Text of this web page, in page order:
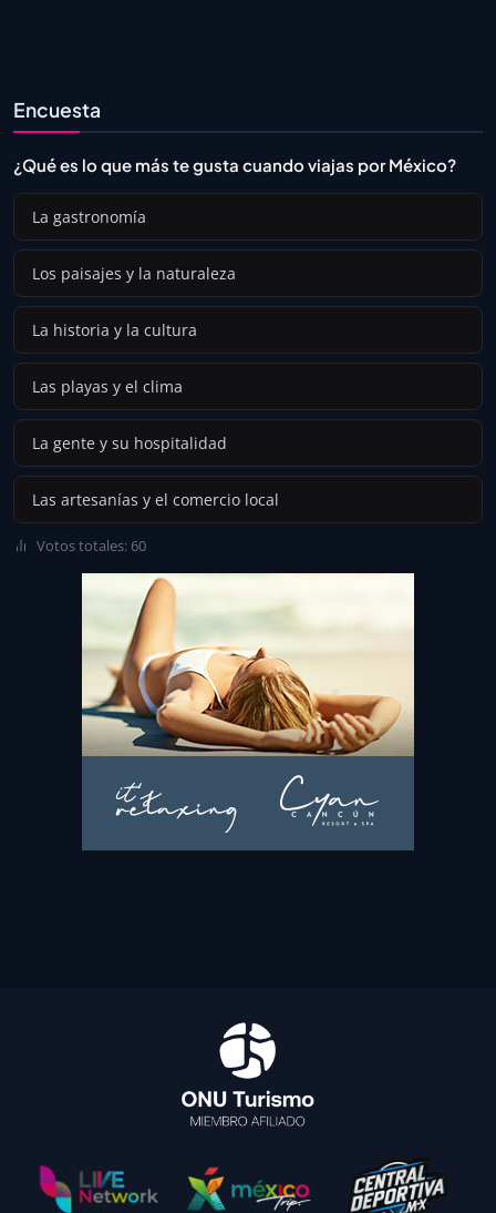
Encuesta
¿Qué es lo que más te gusta cuando viajas por México?
La gastronomía
Los paisajes y la naturaleza
La historia y la cultura
Las playas y el clima
La gente y su hospitalidad
Las artesanías y el comercio local
Votos totales: 60